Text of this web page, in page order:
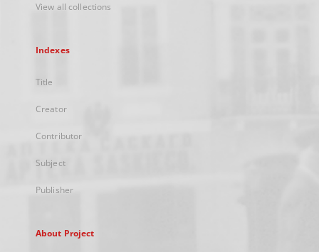
View all collections
Indexes
Title
Creator
Contributor
Subject
Publisher
About Project